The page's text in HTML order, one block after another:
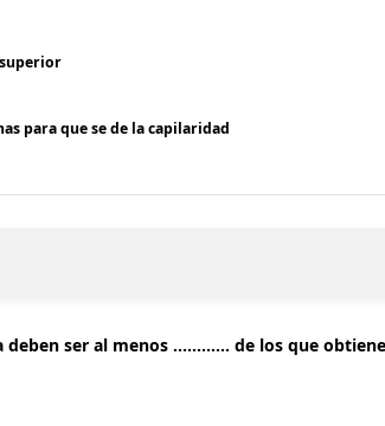
para que se de la capilaridad
ser al menos ............ de los que